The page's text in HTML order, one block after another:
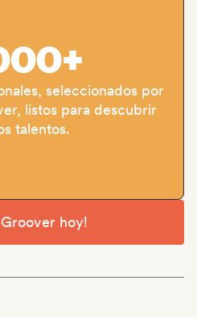
seleccionados por
listos para descubrir
talentos.
Groover hoy!